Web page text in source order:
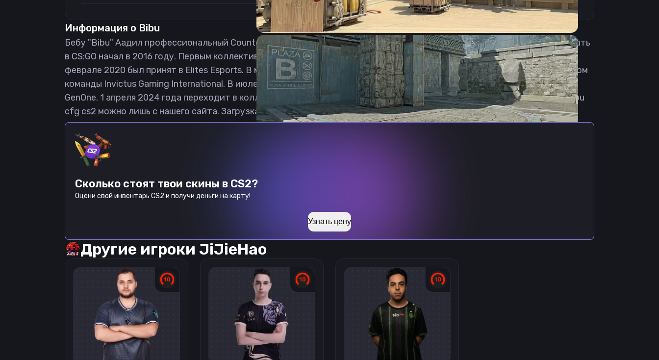
Информация о Bibu
Бебу "Bibu" Аадил профессиональный Counter-Strike: Global Offensive игрок из Ирака. Родился 20 января 2002 года. Играть
в CS:GO начал в 2016 году. Первым коллективом на про сцене для него стал Level One, в который он попал в 2018. В
феврале 2020 был принят в Elites Esports. В мае 2020 перешёл в организацию NASR Esports. 8 декабря 2022 стал игроком
команды Invictus Gaming International. В июле 2023 начал играть за команду GhoulsW. 6 сентября был принят в команду
GenOne. 1 апреля 2024 года переходит в коллектив Pera. 17 октября 2024 перебирается в команду JiJieHao. Скачать Bibu
cfg cs2 можно лишь с нашего сайта. Загрузка бибу кфг кс2 бесплатная.
Сколько стоят твои скины в CS2?
Оцени свой инвентарь CS2 и получи деньги на карту!
Узнать цену
Другие игроки JiJieHao